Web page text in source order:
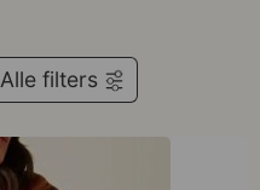
Alle filters